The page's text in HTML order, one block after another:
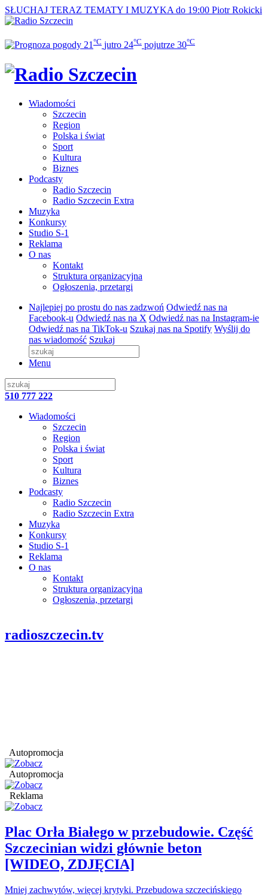
SŁUCHAJ TERAZ TEMATY I MUZYKA do 19:00 Piotr Rokicki
21 °C jutro 24°C pojutrze 30°C
Wiadomości
Szczecin
Region
Polska i świat
Sport
Kultura
Biznes
Podcasty
Radio Szczecin
Radio Szczecin Extra
Muzyka
Konkursy
Studio S-1
Reklama
O nas
Kontakt
Struktura organizacyjna
Ogłoszenia, przetargi
Najlepiej po prostu do nas zadzwoń Odwiedź nas na
Facebook-u Odwiedź nas na X Odwiedź nas na Instagram-ie
Odwiedź nas na TikTok-u Szukaj nas na Spotify Wyślij do
nas wiadomość Szukaj
Menu
510 777 222
Wiadomości
Szczecin
Region
Polska i świat
Sport
Kultura
Biznes
Podcasty
Radio Szczecin
Radio Szczecin Extra
Muzyka
Konkursy
Studio S-1
Reklama
O nas
Kontakt
Struktura organizacyjna
Ogłoszenia, przetargi
radioszczecin.tv
Autopromocja
Autopromocja
Reklama
Plac Orła Białego w przebudowie. Część
Szczecinian widzi głównie beton
[WIDEO, ZDJĘCIA]
Mniej zachwytów, więcej krytyki. Przebudowa szczecińskiego